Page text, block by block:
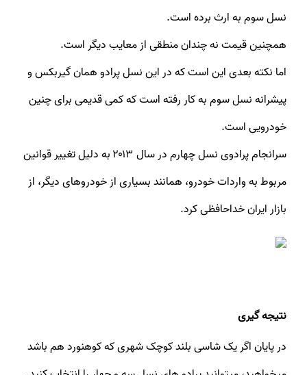
نسل سوم به ارث برده است.
همچنین قیمت نه چندان منطقی از معایب دیگر است.
اما نکته بعدی این است که در این نسل پرادو همان گیربکس و
پیشرانه نسل سوم به کار رفته است که کمی قدیمی برای چنین
خودرویی است.
سرانجام پرادوی نسل چهارم در سال ۲۰۱۳ به دلیل تغییر قوانین
مربوط به واردات خودرو، همانند بسیاری از خودروهای دیگر، از
بازار ایران خداحافظی کرد.
نتیجه گیری
در پایان اگر یک شاسی بلند کوچک شهری که کوهنورد هم باشد